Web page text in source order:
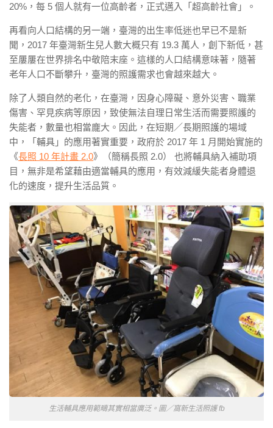
20%，每 5 個人就有一位高齡者，正式邁入「超高齡社會」。
再看向人口結構的另一端，臺灣的出生率低迷也早已不是新
聞，2017 年臺灣新生兒人數大概只有 19.3 萬人，創下新低，甚
至屢屢在世界排名中敬陪末座。這樣的人口結構意味著，隨著
老年人口不斷攀升，臺灣的照護需求也會越來越大。
除了人類自然的老化，在臺灣，因身心障礙、意外災害、職業
傷害、罕見疾病等原因，致使無法自理日常生活而需要照護的
失能者，數量也相當龐大。因此，在短期／長期照護的場域
中，「輔具」的應用著實重要，政府於 2017 年 1 月開始實施的
《長照 10 年計畫 2.0》（簡稱長照 2.0） 也將輔具納入補助項
目，無非是希望藉由適當輔具的應用，有效減緩失能者身體退
化的速度，提升生活品質。
生活輔具應用範疇其實相當廣泛。圖／窩新生活照護 fb